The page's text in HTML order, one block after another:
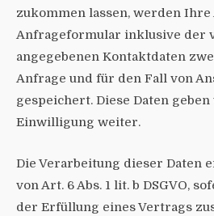
zukommen lassen, werden Ihre
Anfrageformular inklusive der
angegebenen Kontaktdaten
Anfrage und für den Fall von
gespeichert. Diese Daten
Einwilligung weiter.
Die Verarbeitung dieser Daten
von Art. 6 Abs. 1 lit. b DSGVO,
der Erfüllung eines Vertrags